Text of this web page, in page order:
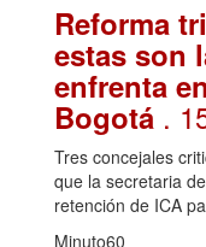
Reforma
estas son
enfrenta
Bogotá .
Tres concejales
que la secretaria
retención de ICA
Minuto60